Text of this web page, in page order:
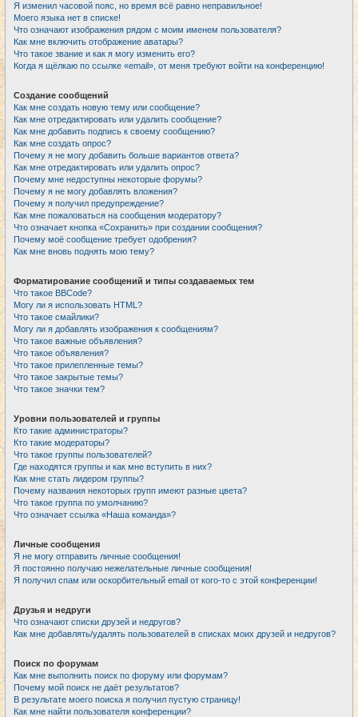
Я изменил часовой пояс, но время всё равно неправильное!
Моего языка нет в списке!
Что означают изображения рядом с моим именем пользователя?
Как мне включить отображение аватары?
Что такое звание и как я могу изменить его?
Когда я щёлкаю по ссылке «email», от меня требуют войти на конференцию!
Создание сообщений
Как мне создать новую тему или сообщение?
Как мне отредактировать или удалить сообщение?
Как мне добавить подпись к своему сообщению?
Как мне создать опрос?
Почему я не могу добавить больше вариантов ответа?
Как мне отредактировать или удалить опрос?
Почему мне недоступны некоторые форумы?
Почему я не могу добавлять вложения?
Почему я получил предупреждение?
Как мне пожаловаться на сообщения модератору?
Что означает кнопка «Сохранить» при создании сообщения?
Почему моё сообщение требует одобрения?
Как мне вновь поднять мою тему?
Форматирование сообщений и типы создаваемых тем
Что такое BBCode?
Могу ли я использовать HTML?
Что такое смайлики?
Могу ли я добавлять изображения к сообщениям?
Что такое важные объявления?
Что такое объявления?
Что такое прилепленные темы?
Что такое закрытые темы?
Что такое значки тем?
Уровни пользователей и группы
Кто такие администраторы?
Кто такие модераторы?
Что такое группы пользователей?
Где находятся группы и как мне вступить в них?
Как мне стать лидером группы?
Почему названия некоторых групп имеют разные цвета?
Что такое группа по умолчанию?
Что означает ссылка «Наша команда»?
Личные сообщения
Я не могу отправить личные сообщения!
Я постоянно получаю нежелательные личные сообщения!
Я получил спам или оскорбительный email от кого-то с этой конференции!
Друзья и недруги
Что означают списки друзей и недругов?
Как мне добавлять/удалять пользователей в списках моих друзей и недругов?
Поиск по форумам
Как мне выполнить поиск по форуму или форумам?
Почему мой поиск не даёт результатов?
В результате моего поиска я получил пустую страницу!
Как мне найти пользователя конференции?